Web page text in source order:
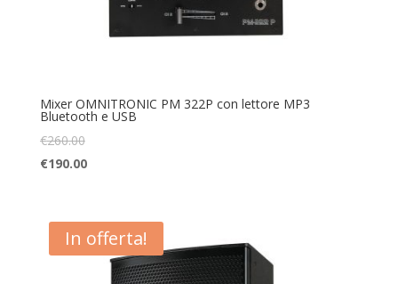
Mixer OMNITRONIC PM 322P con lettore MP3
Bluetooth e USB
€260.00
€190.00
In offerta!